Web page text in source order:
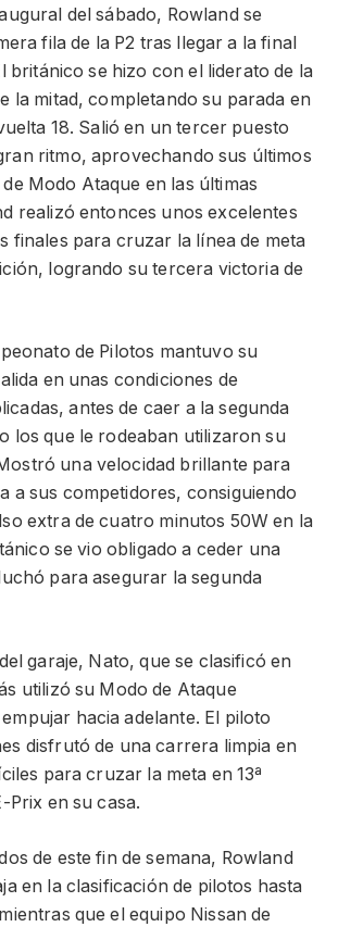
del sábado, Rowland se
fila de la P2 tras llegar a la final
británico se hizo con el liderato de la
la mitad, completando su parada en
18. Salió en un tercer puesto
ritmo, aprovechando sus últimos
Modo Ataque en las últimas
realizó entonces unos excelentes
finales para cruzar la línea de meta
logrando su tercera victoria de
de Pilotos mantuvo su
en unas condiciones de
antes de caer a la segunda
los que le rodeaban utilizaron su
una velocidad brillante para
a sus competidores, consiguiendo
extra de cuatro minutos 50W en la
se vio obligado a ceder una
para asegurar la segunda
garaje, Nato, que se clasificó en
utilizó su Modo de Ataque
hacia adelante. El piloto
disfrutó de una carrera limpia en
para cruzar la meta en 13ª
Prix en su casa.
de este fin de semana, Rowland
en la clasificación de pilotos hasta
que el equipo Nissan de